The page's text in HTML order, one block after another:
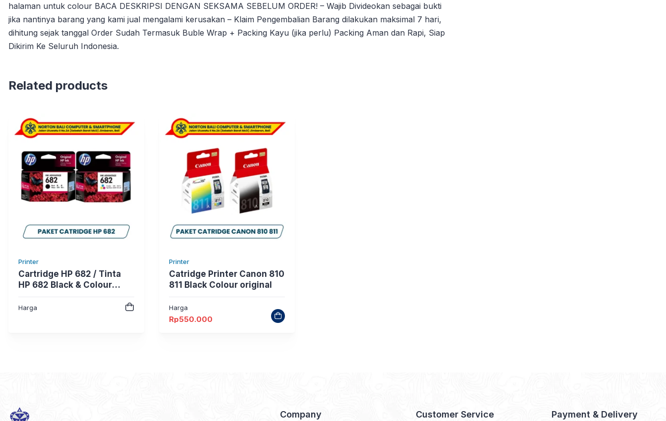
halaman untuk colour BACA DESKRIPSI DENGAN SEKSAMA SEBELUM ORDER! – Wajib Divideokan sebagai bukti
jika nantinya barang yang kami jual mengalami kerusakan – Klaim Pengembalian Barang dilakukan maksimal 7 hari,
dihitung sejak tanggal Order Sudah Termasuk Buble Wrap + Packing Kayu (jika perlu) Packing Aman dan Rapi, Siap
Dikirim Ke Seluruh Indonesia.
Related products
Printer
Cartridge HP 682 / Tinta
HP 682 Black & Colour
Harga
Printer
Catridge Printer Canon 810
811 Black Colour original
Harga
Rp550.000
Company Customer Service Payment & Delivery